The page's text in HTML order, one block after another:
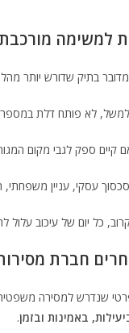
למשימה
בתיק שדורש יותר
לא פותח דלת במספר
קיים ספק לגבי מקום
עסקי, עניין
כל יום של עיכוב עלול
חברת
שנדרש למסירה
באמינות ובזמן.